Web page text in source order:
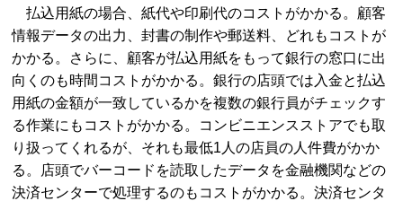
払込用紙の場合、紙代や印刷代のコストがかかる。顧客
情報データの出力、封書の制作や郵送料、どれもコストが
かかる。さらに、顧客が払込用紙をもって銀行の窓口に出
向くのも時間コストがかかる。銀行の店頭では入金と払込
用紙の金額が一致しているかを複数の銀行員がチェックす
る作業にもコストがかかる。コンビニエンスストアでも取
り扱ってくれるが、それも最低1人の店員の人件費がかか
る。店頭でバーコードを読取したデータを金融機関などの
決済センターで処理するのもコストがかかる。決済センタ